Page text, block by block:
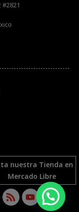
nuestra Tienda en
Mercado Libre